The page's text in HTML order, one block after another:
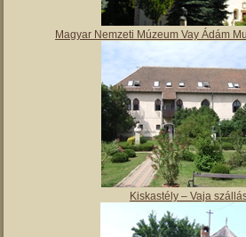
Magyar Nemzeti Múzeum Vay Ádám
Kiskastély – Vaja